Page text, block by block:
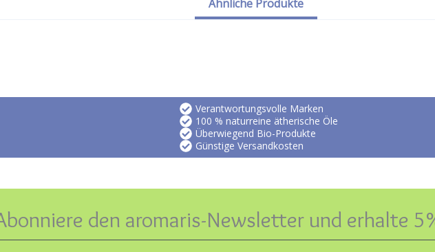
Ähnliche Produkte
Verantwortungsvolle Marken
100 % naturreine ätherische Öle
Überwiegend Bio-Produkte
Günstige Versandkosten
den aromaris-Newsletter und erhalte